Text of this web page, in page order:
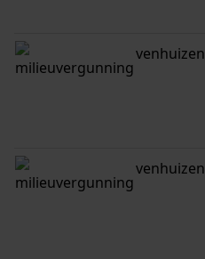
venhuizen
venhuizen